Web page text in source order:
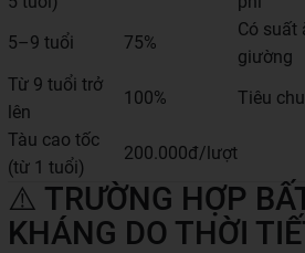
5–9 tuổi
75%
Có suất
giường
Từ 9 tuổi trở
lên
100%
Tiêu
Tàu cao tốc
(từ 1 tuổi)
200.000đ/lượt
⚠️ TRƯỜNG HỢP
KHÁNG DO THỜI